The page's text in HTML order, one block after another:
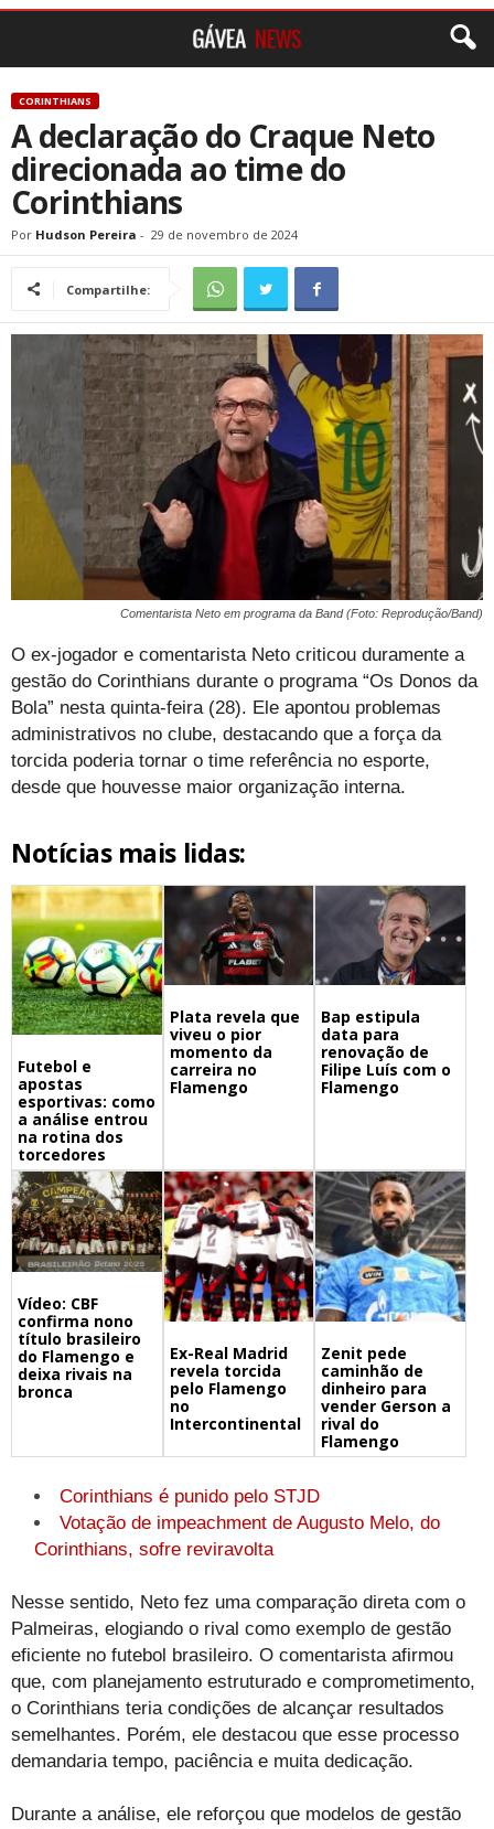
CORINTHIANS
A declaração do Craque Neto
direcionada ao time do
Corinthians
Por Hudson Pereira - 29 de novembro de 2024
Compartilhe:
Comentarista Neto em programa da Band (Foto: Reprodução/Band)
O ex-jogador e comentarista Neto criticou duramente a
gestão do Corinthians durante o programa “Os Donos da
Bola” nesta quinta-feira (28). Ele apontou problemas
administrativos no clube, destacando que a força da
torcida poderia tornar o time referência no esporte,
desde que houvesse maior organização interna.
Notícias mais lidas:
Futebol e
apostas
esportivas: como
a análise entrou
na rotina dos
torcedores
Plata revela que
viveu o pior
momento da
carreira no
Flamengo
Bap estipula
data para
renovação de
Filipe Luís com o
Flamengo
Vídeo: CBF
confirma nono
título brasileiro
do Flamengo e
deixa rivais na
bronca
Ex-Real Madrid
revela torcida
pelo Flamengo
no
Intercontinental
Zenit pede
caminhão de
dinheiro para
vender Gerson a
rival do
Flamengo
Corinthians é punido pelo STJD
Votação de impeachment de Augusto Melo, do
Corinthians, sofre reviravolta
Nesse sentido, Neto fez uma comparação direta com o
Palmeiras, elogiando o rival como exemplo de gestão
eficiente no futebol brasileiro. O comentarista afirmou
que, com planejamento estruturado e comprometimento,
o Corinthians teria condições de alcançar resultados
semelhantes. Porém, ele destacou que esse processo
demandaria tempo, paciência e muita dedicação.
Durante a análise, ele reforçou que modelos de gestão